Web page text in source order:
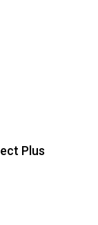
Plus